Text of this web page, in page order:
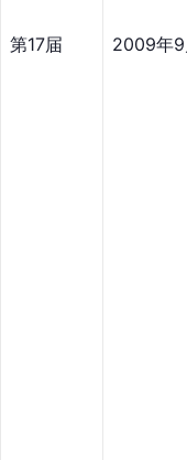
第17届 2009年